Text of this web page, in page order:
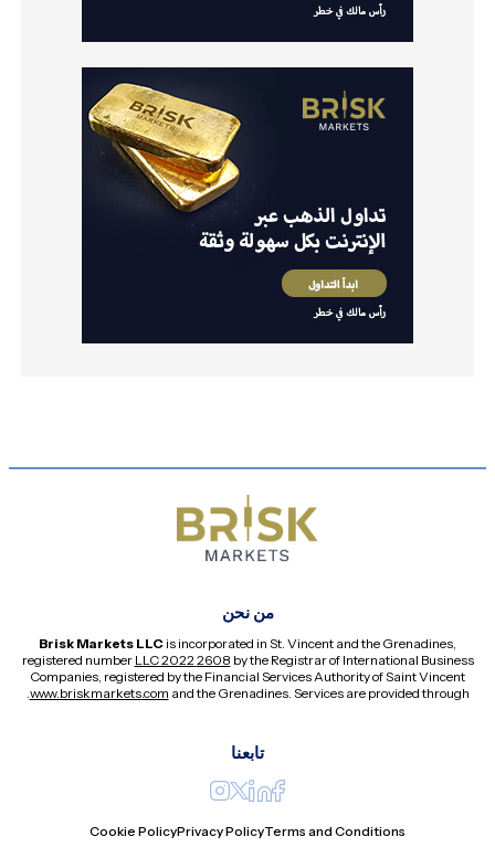
من نحن
Brisk Markets LLC is incorporated in St. Vincent and the Grenadines,
registered number
2608 LLC 2022 by the Registrar of International Business
Companies, registered by the Financial Services Authority of Saint Vincent
and the Grenadines. Services are provided through
www.briskmarkets.com
.
تابعنا
Terms and Conditions
Privacy Policy
Cookie Policy